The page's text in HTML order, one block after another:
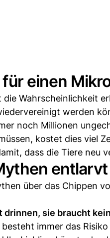
einen
Wahrscheinlichkeit
werden
noch Millionen
kostet dies viel
dass die Tiere neu
entlarvt
über das Chippen
drinnen, sie braucht
immer das